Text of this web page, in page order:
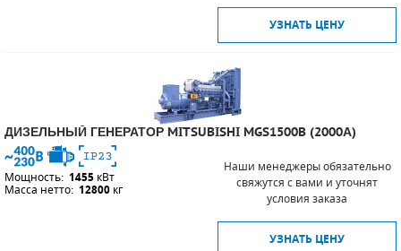
УЗНАТЬ ЦЕНУ
ДИЗЕЛЬНЫЙ ГЕНЕРАТОР MITSUBISHI MGS1500B (2000А)
Мощность: 1455 кВт
Масса нетто: 12800 кг
Наши менеджеры обязательно
свяжутся с вами и уточнят
условия заказа
УЗНАТЬ ЦЕНУ